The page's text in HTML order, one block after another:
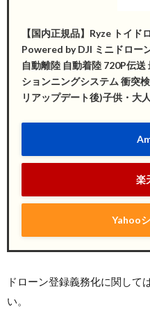
【国内正規品】Ryze トイ
Powered by DJI ミニドロー
自動離陸 自動着陸 720P伝
ションニングシステム 衝突
リアップデート後)子供・大
楽
Yahoo
ドローン登録義務化に関して
い。